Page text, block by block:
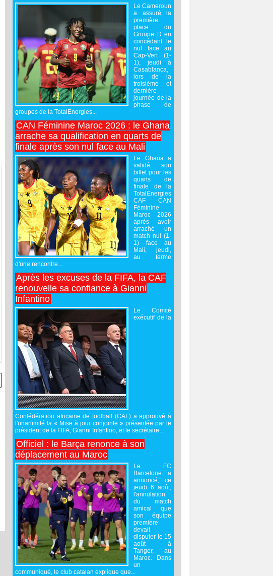
Le Cameroun
a assuré la
première
place du
Groupe D en
concédant le
nul face au
Cap-Vert (1-
1), jeudi à
Casablanca,
lors de la
troisième et
dernière
journée de la
phase de
groupes de la TotalEnergies...
CAN Féminine Maroc 2026 : le Ghana
arrache sa qualification en quarts de
finale après son nul face au Mali
Le Ghana a
validé son
billet pour les
quarts de
finale de la
TotalEnergies
CAF CAN
Féminine
Maroc 2026
après avoir
arraché un
match nul (1-
1) face au
Mali, jeudi,
au terme
d'une rencontre...
Après les excuses de la FIFA, la CAF
renouvelle sa confiance à Gianni
Infantino
Le Comité
exécutif de la
Confédération africaine de football (CAF) a approuvé à
l'unanimité la « Mise à jour conjointe » présentée par le
président de la FIFA, Gianni Infantino, et le secrétaire...
Officiel : le Barça renonce à son
déplacement au Maroc
Le FC
Barcelone a
annoncé, ce
jeudi 6 août,
l'annulation
du match
amical que
son équipe
première
devait
disputer le 15
août à
Tanger, au
Maroc. Dans
un
communiqué, le club catalan explique que...